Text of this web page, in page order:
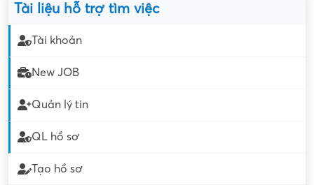
Tài liệu hỗ trợ tìm việc
Tài khoản
New JOB
Quản lý tin
QL hồ sơ
Tạo hồ sơ